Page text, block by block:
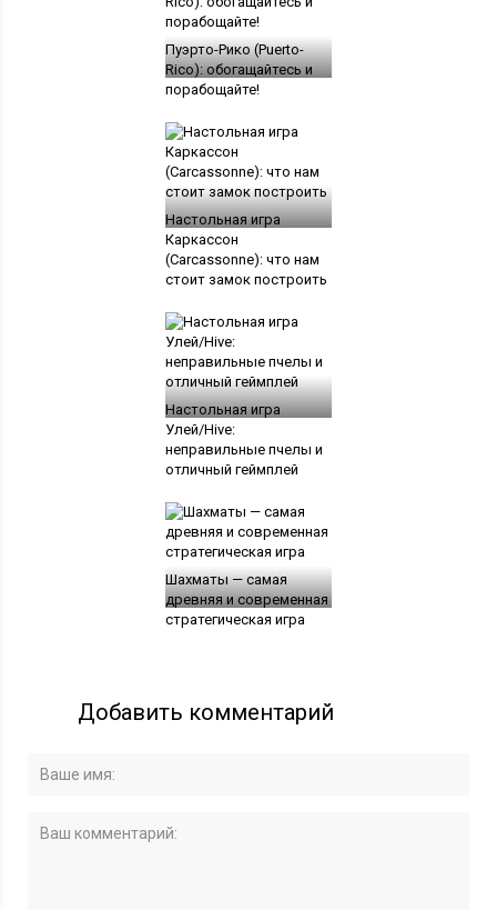
Пуэрто-Рико (Puerto-
Rico): обогащайтесь и
порабощайте!
Настольная игра
Каркассон
(Carcassonne): что нам
стоит замок построить
Настольная игра
Улей/Hive:
неправильные пчелы и
отличный геймплей
Шахматы — самая
древняя и современная
стратегическая игра
Добавить комментарий